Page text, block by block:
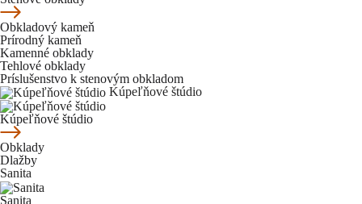
Obkladový kameň
Prírodný kameň
Kamenné obklady
Tehlové obklady
Príslušenstvo k stenovým obkladom
Kúpeľňové štúdio
Kúpeľňové štúdio
Obklady
Dlažby
Sanita
Sanita